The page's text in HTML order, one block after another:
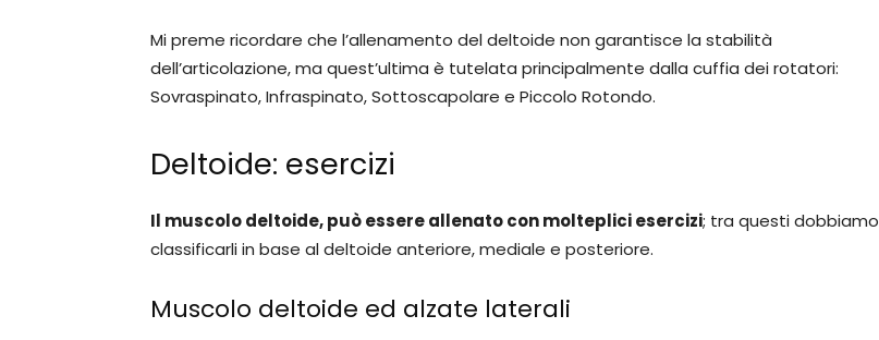
Mi preme ricordare che l’allenamento del deltoide non garantisce la stabilità
dell’articolazione, ma quest’ultima è tutelata principalmente dalla cuffia dei rotatori:
Sovraspinato, Infraspinato, Sottoscapolare e Piccolo Rotondo.
Deltoide: esercizi
Il muscolo deltoide, può essere allenato con molteplici esercizi; tra questi dobbiamo
classificarli in base al deltoide anteriore, mediale e posteriore.
Muscolo deltoide ed alzate laterali